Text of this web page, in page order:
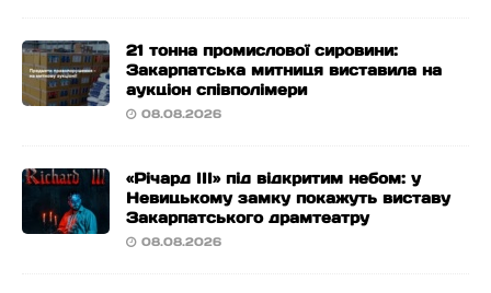
21 тонна промислової сировини:
Закарпатська митниця виставила на
аукціон співполімери
08.08.2026
«Річард ІІІ» під відкритим небом: у
Невицькому замку покажуть виставу
Закарпатського драмтеатру
08.08.2026